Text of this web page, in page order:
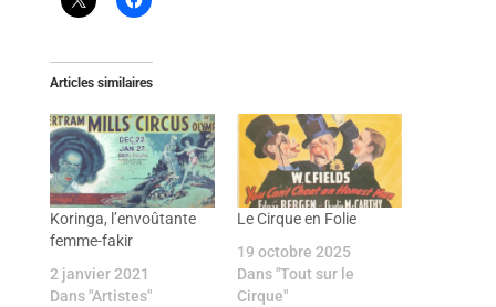
Articles similaires
Koringa, l’envoûtante
femme-fakir
2 janvier 2021
Dans "Artistes"
Le Cirque en Folie
19 octobre 2025
Dans "Tout sur le
Cirque"